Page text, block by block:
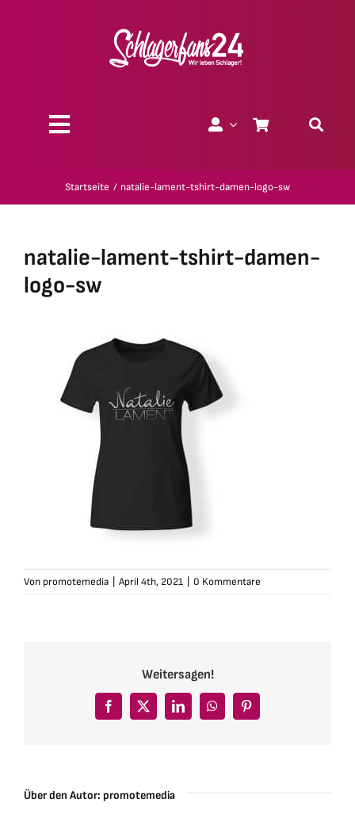
Toggle
Geschenk-Gutscheine
Startseite natalie-lament-tshirt-damen-logo-sw
natalie-lament-tshirt-damen-
logo-sw
Von promotemedia April 4th, 2021 0 Kommentare
Weitersagen!
Facebook
X LinkedInWhatsAppPinterest
Über den Autor: promotemedia